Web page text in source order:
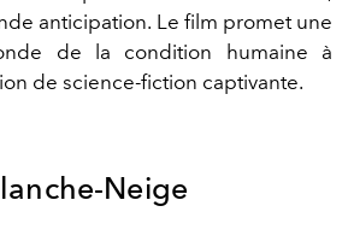
anticipation. Le film promet une
de la condition humaine à
de science-fiction captivante.
Neige